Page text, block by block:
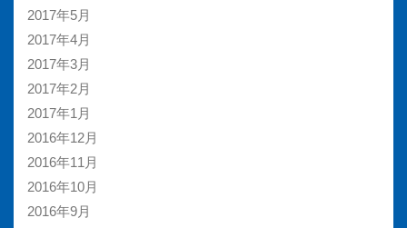
2017年5月
2017年4月
2017年3月
2017年2月
2017年1月
2016年12月
2016年11月
2016年10月
2016年9月